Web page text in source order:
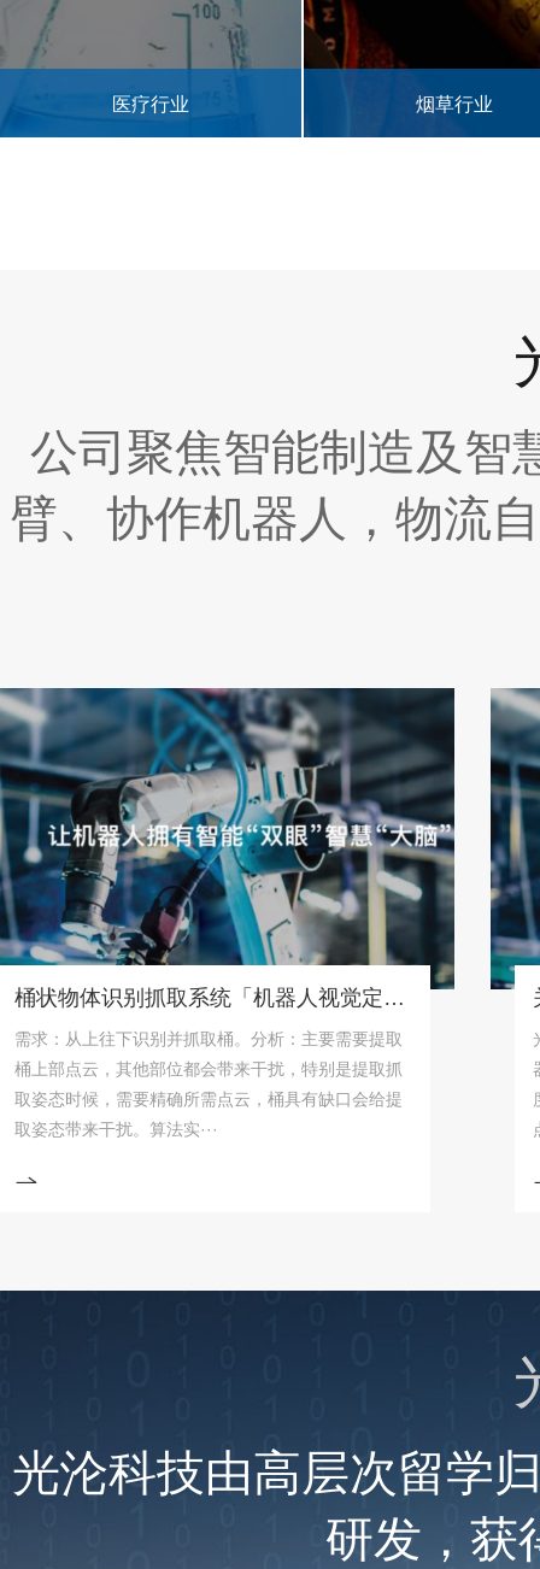
医疗行业 烟草行业
公司聚焦智能制造及智
臂、协作机器人，物流
桶状物体识别抓取系统「机器人视觉定位抓取解决方案」
从上往下识别并抓取桶。分析：主要需要提取
点云，其他部位都会带来干扰，特别是提取抓
时候，需要精确所需点云，桶具有缺口会给提
带来干扰。算法实···
光沦
器人
度高
点。
光沦科技由高层次留学
研发，获